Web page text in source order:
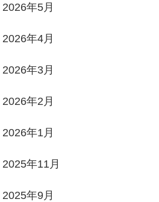
2026年5月
2026年4月
2026年3月
2026年2月
2026年1月
2025年11月
2025年9月